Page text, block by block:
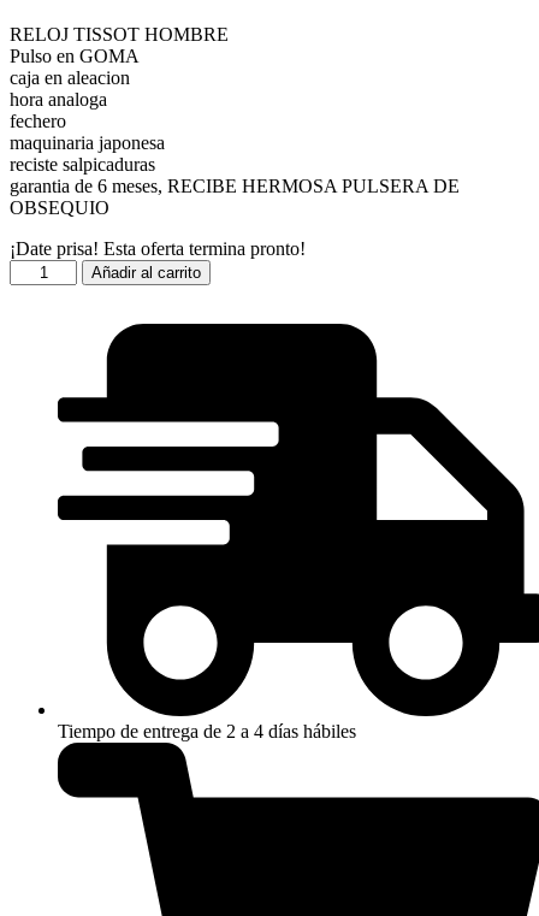
RELOJ TISSOT HOMBRE
Pulso en GOMA
caja en aleacion
hora analoga
fechero
maquinaria japonesa
reciste salpicaduras
garantia de 6 meses, RECIBE HERMOSA PULSERA DE
OBSEQUIO
¡Date prisa! Esta oferta termina pronto!
TISSOT
T-
Añadir al carrito
Tiempo de entrega de 2 a 4 días hábiles